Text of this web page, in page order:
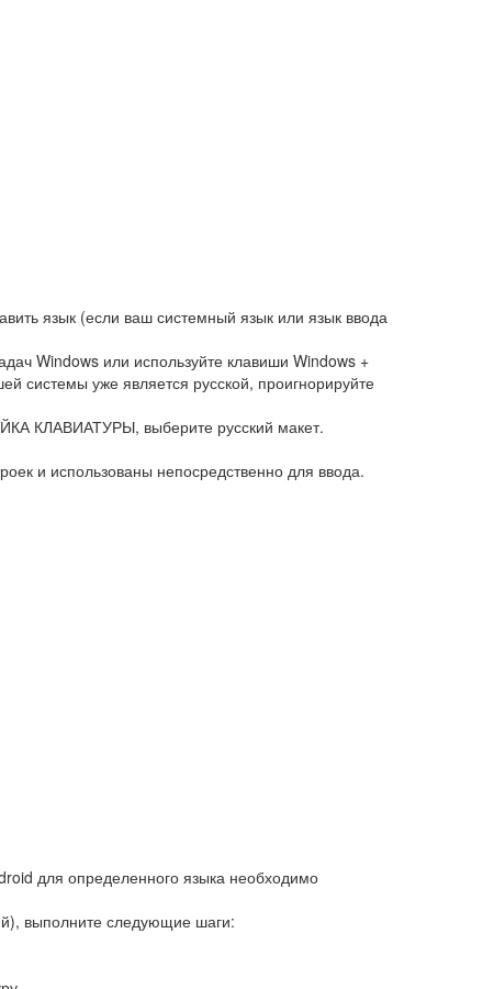
язык (если ваш системный язык или язык ввода
Windows или используйте клавиши Windows +
системы уже является русской, проигнорируйте
КЛАВИАТУРЫ, выберите русский макет.
и использованы непосредственно для ввода.
для определенного языка необходимо
выполните следующие шаги: